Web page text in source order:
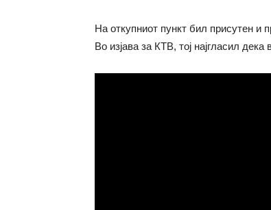
На откупниот пункт бил присутен и
Во изјава за КТВ, тој најгласил